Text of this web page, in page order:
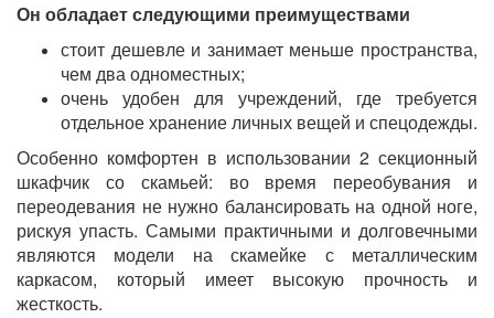
Он обладает следующими преимуществами
стоит дешевле и занимает меньше пространства,
чем два одноместных;
очень удобен для учреждений, где требуется
отдельное хранение личных вещей и спецодежды.
Особенно комфортен в использовании 2 секционный
шкафчик со скамьей: во время переобувания и
переодевания не нужно балансировать на одной ноге,
рискуя упасть. Самыми практичными и долговечными
являются модели на скамейке с металлическим
каркасом, который имеет высокую прочность и
жесткость.